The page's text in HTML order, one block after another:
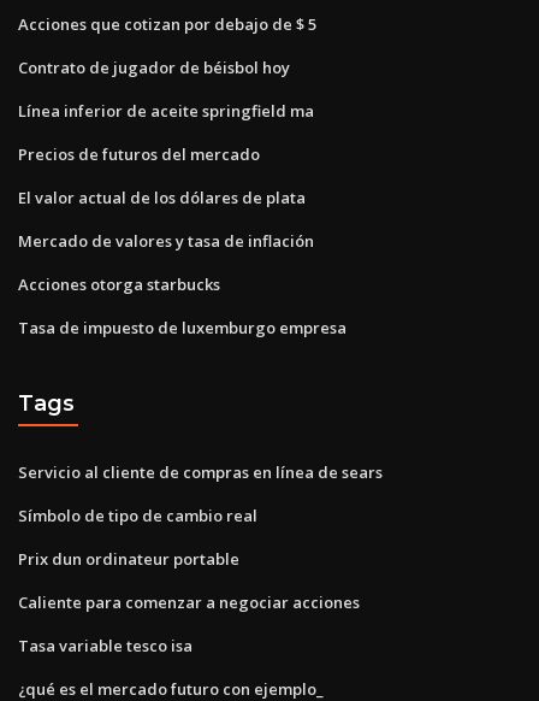
Acciones que cotizan por debajo de $ 5
Contrato de jugador de béisbol hoy
Línea inferior de aceite springfield ma
Precios de futuros del mercado
El valor actual de los dólares de plata
Mercado de valores y tasa de inflación
Acciones otorga starbucks
Tasa de impuesto de luxemburgo empresa
Tags
Servicio al cliente de compras en línea de sears
Símbolo de tipo de cambio real
Prix dun ordinateur portable
Caliente para comenzar a negociar acciones
Tasa variable tesco isa
¿qué es el mercado futuro con ejemplo_